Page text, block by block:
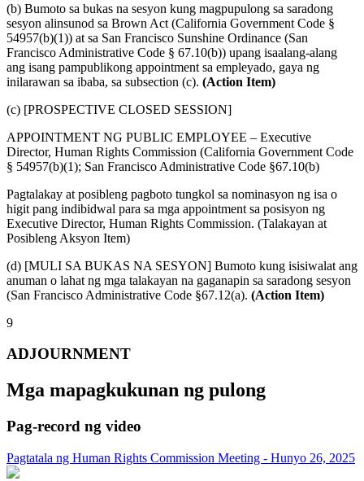
(b) Bumoto sa bukas na sesyon kung magpupulong sa saradong
sesyon alinsunod sa Brown Act (California Government Code §
54957(b)(1)) at sa San Francisco Sunshine Ordinance (San
Francisco Administrative Code § 67.10(b)) upang isaalang-alang
ang isang pampublikong appointment sa empleyado, gaya ng
inilarawan sa ibaba, sa subsection (c). (Action Item)
(c) [PROSPECTIVE CLOSED SESSION]
APPOINTMENT NG PUBLIC EMPLOYEE – Executive
Director, Human Rights Commission (California Government Code
§ 54957(b)(1); San Francisco Administrative Code §67.10(b)
Pagtalakay at posibleng pagboto tungkol sa nominasyon ng isa o
higit pang indibidwal para sa mga appointment sa posisyon ng
Executive Director, Human Rights Commission. (Talakayan at
Posibleng Aksyon Item)
(d) [MULI SA BUKAS NA SESYON] Bumoto kung isisiwalat ang
anuman o lahat ng mga talakayan na gaganapin sa saradong sesyon
(San Francisco Administrative Code §67.12(a). (Action Item)
9
ADJOURNMENT
Mga mapagkukunan ng pulong
Pag-record ng video
Pagtatala ng Human Rights Commission Meeting - Hunyo 26, 2025